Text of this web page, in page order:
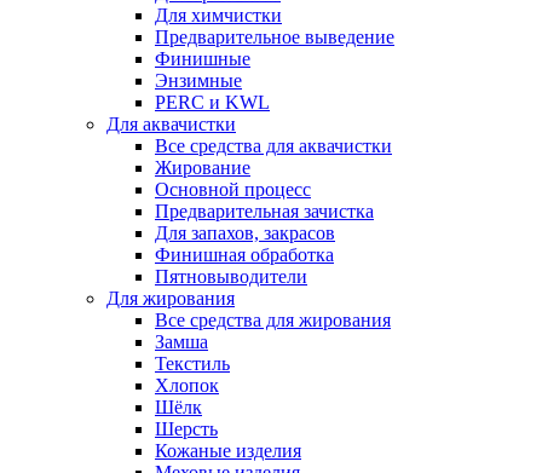
Для химчистки
Предварительное выведение
Финишные
Энзимные
PERC и KWL
Для аквачистки
Все средства для аквачистки
Жирование
Основной процесс
Предварительная зачистка
Для запахов, закрасов
Финишная обработка
Пятновыводители
Для жирования
Все средства для жирования
Замша
Текстиль
Хлопок
Шёлк
Шерсть
Кожаные изделия